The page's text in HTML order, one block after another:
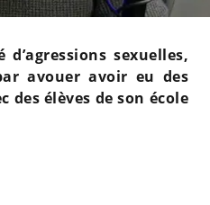
sexuelles,
avouer avoir eu des
des élèves de son école